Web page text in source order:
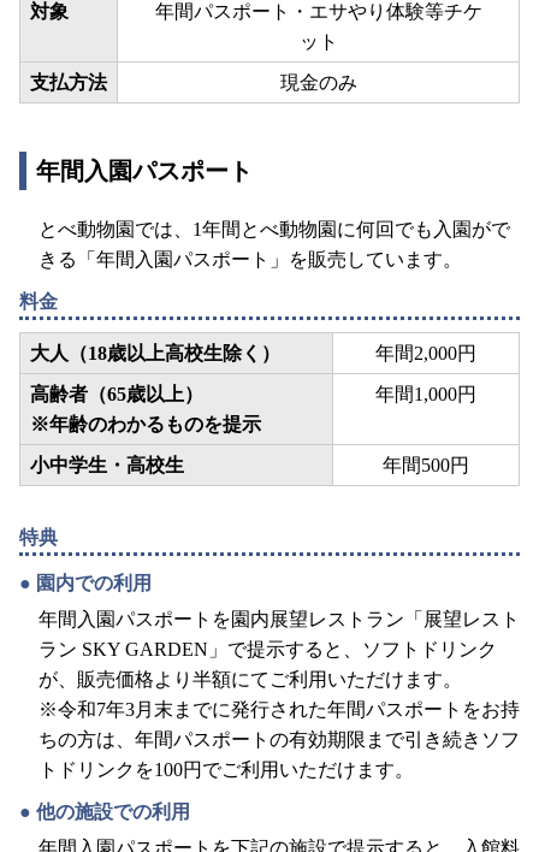
対象
年間パスポート・エサやり体験等チケ
ット
支払方法
現金のみ
年間入園パスポート
とべ動物園では、1年間とべ動物園に何回でも入園がで
きる「年間入園パスポート」を販売しています。
料金
大人 （18歳以上高校生除く）
年間2,000円
高齢者 （65歳以上）
※年齢のわかるものを提示
年間1,000円
小中学生・高校生 年間500円
特典
園内での利用
年間入園パスポートを園内展望レストラン「展望レスト
ラン SKY GARDEN」で提示すると、ソフトドリンク
が、販売価格より半額にてご利用いただけます。
※令和7年3月末までに発行された年間パスポートをお持
ちの方は、年間パスポートの有効期限まで引き続きソフ
トドリンクを100円でご利用いただけます。
他の施設での利用
年間入園パスポートを下記の施設で提示すると、入館料